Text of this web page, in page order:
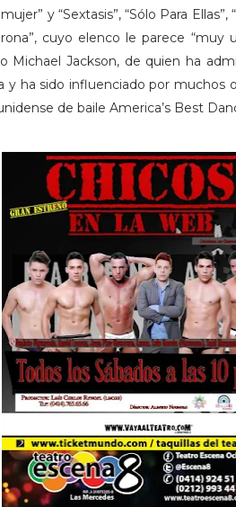
y “Sextasis”, “Sólo Para
cuyo elenco le parece “muy
Michael Jackson, de quien ha
y ha sido influenciado por muchos
de baile America’s Best